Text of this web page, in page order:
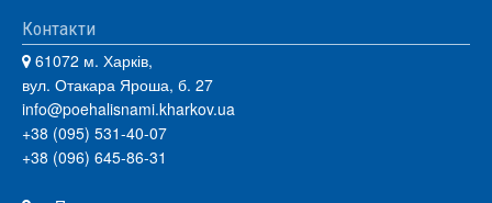
Контакти
61072 м. Харків,
вул. Отакара Яроша, б. 27
info@poehalisnami.kharkov.ua
+38 (095) 531-40-07
+38 (096) 645-86-31